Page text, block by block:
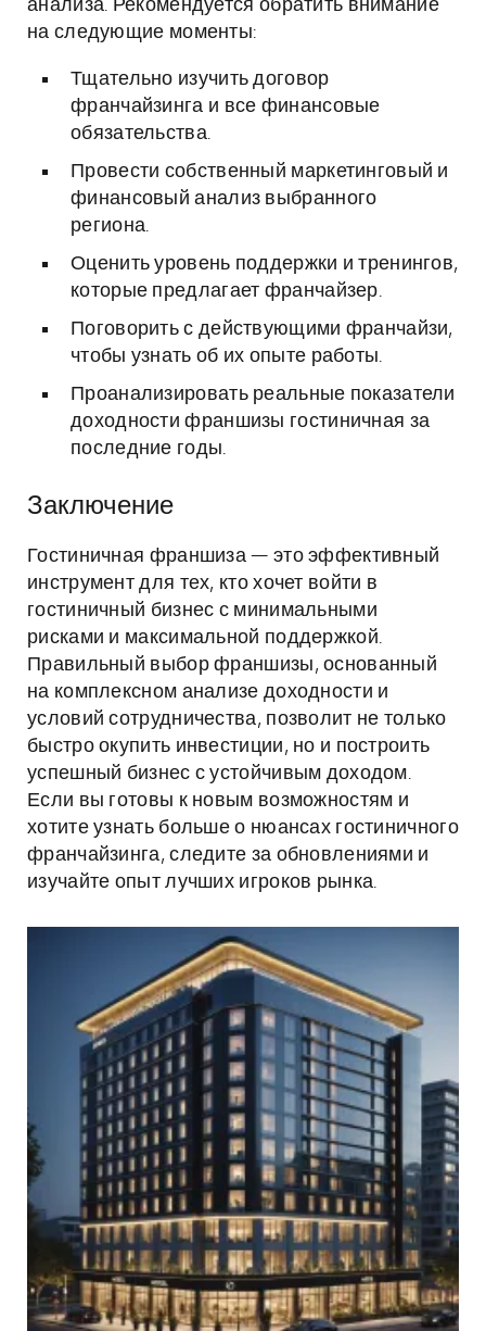
анализа. Рекомендуется обратить внимание
на следующие моменты:
Тщательно изучить договор
франчайзинга и все финансовые
обязательства.
Провести собственный маркетинговый и
финансовый анализ выбранного
региона.
Оценить уровень поддержки и тренингов,
которые предлагает франчайзер.
Поговорить с действующими франчайзи,
чтобы узнать об их опыте работы.
Проанализировать реальные показатели
доходности франшизы гостиничная за
последние годы.
Заключение
Гостиничная франшиза — это эффективный
инструмент для тех, кто хочет войти в
гостиничный бизнес с минимальными
рисками и максимальной поддержкой.
Правильный выбор франшизы, основанный
на комплексном анализе доходности и
условий сотрудничества, позволит не только
быстро окупить инвестиции, но и построить
успешный бизнес с устойчивым доходом.
Если вы готовы к новым возможностям и
хотите узнать больше о нюансах гостиничного
франчайзинга, следите за обновлениями и
изучайте опыт лучших игроков рынка.